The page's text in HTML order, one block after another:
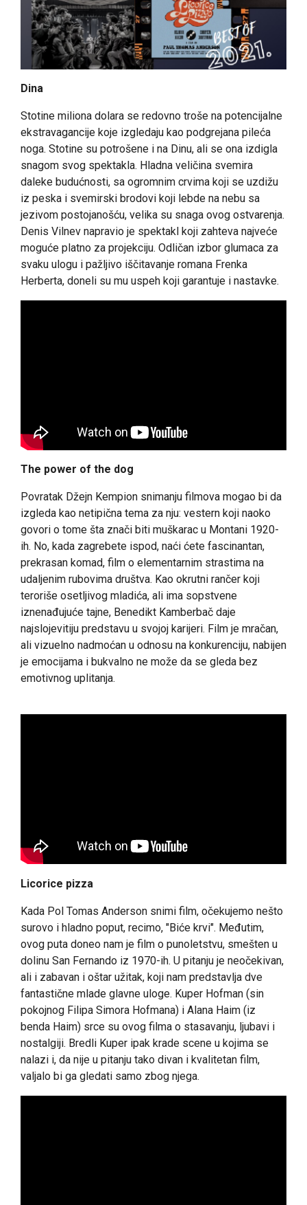
Dina
Stotine miliona dolara se redovno troše na potencijalne
ekstravagancije koje izgledaju kao podgrejana pileća
noga. Stotine su potrošene i na Dinu, ali se ona izdigla
snagom svog spektakla. Hladna veličina svemira
daleke budućnosti, sa ogromnim crvima koji se uzdižu
iz peska i svemirski brodovi koji lebde na nebu sa
jezivom postojanošću, velika su snaga ovog ostvarenja.
Denis Vilnev napravio je spektakl koji zahteva najveće
moguće platno za projekciju. Odličan izbor glumaca za
svaku ulogu i pažljivo iščitavanje romana Frenka
Herberta, doneli su mu uspeh koji garantuje i nastavke.
The power of the dog
Povratak Džejn Kempion snimanju filmova mogao bi da
izgleda kao netipična tema za nju: vestern koji naoko
govori o tome šta znači biti muškarac u Montani 1920-
ih. No, kada zagrebete ispod, naći ćete fascinantan,
prekrasan komad, film o elementarnim strastima na
udaljenim rubovima društva. Kao okrutni rančer koji
teroriše osetljivog mladića, ali ima sopstvene
iznenađujuće tajne, Benedikt Kamberbač daje
najslojevitiju predstavu u svojoj karijeri. Film je mračan,
ali vizuelno nadmoćan u odnosu na konkurenciju, nabijen
je emocijama i bukvalno ne može da se gleda bez
emotivnog uplitanja.
Licorice pizza
Kada Pol Tomas Anderson snimi film, očekujemo nešto
surovo i hladno poput, recimo, "Biće krvi". Međutim,
ovog puta doneo nam je film o punoletstvu, smešten u
dolinu San Fernando iz 1970-ih. U pitanju je neočekivan,
ali i zabavan i oštar užitak, koji nam predstavlja dve
fantastične mlade glavne uloge. Kuper Hofman (sin
pokojnog Filipa Simora Hofmana) i Alana Haim (iz
benda Haim) srce su ovog filma o stasavanju, ljubavi i
nostalgiji. Bredli Kuper ipak krade scene u kojima se
nalazi i, da nije u pitanju tako divan i kvalitetan film,
valjalo bi ga gledati samo zbog njega.